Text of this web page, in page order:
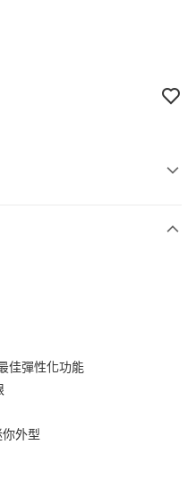
)免運費
佳彈性化功能
外型